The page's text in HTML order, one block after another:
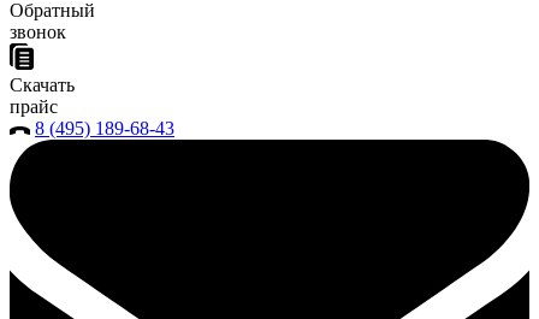
Обратный
звонок
Скачать
прайс
8 (495) 189-68-43